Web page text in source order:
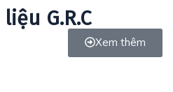
G.R.C
Xem thêm